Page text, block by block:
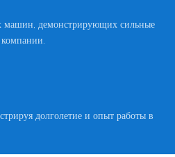
машин, демонстрирующих сильные
долголетие и опыт работы в